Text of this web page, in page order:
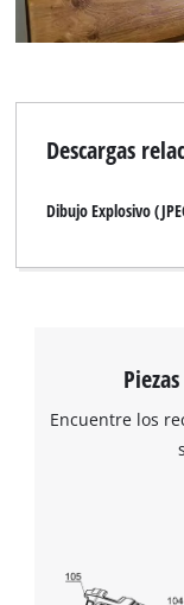
Descargas
Dibujo Explosivo
Encuentre los